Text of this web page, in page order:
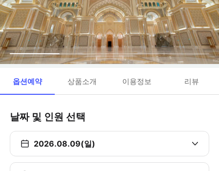
옵션예약 상품소개 이용정보 리뷰
날짜 및 인원 선택
2026.08.09(일)